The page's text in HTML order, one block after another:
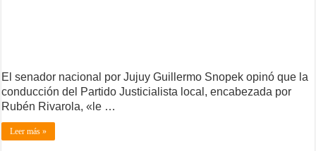
El senador nacional por Jujuy Guillermo Snopek opinó que la
conducción del Partido Justicialista local, encabezada por
Rubén Rivarola, «le …
Leer más »